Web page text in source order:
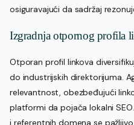
osiguravajući da sadržaj
Izgradnja otpornog profila
Otporan profil linkova
do industrijskih direktorijuma.
relevantnost, obezbeđujući
platformi da pojača lokalni
i referentnih domena se